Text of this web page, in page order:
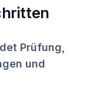
Prüfung,
und